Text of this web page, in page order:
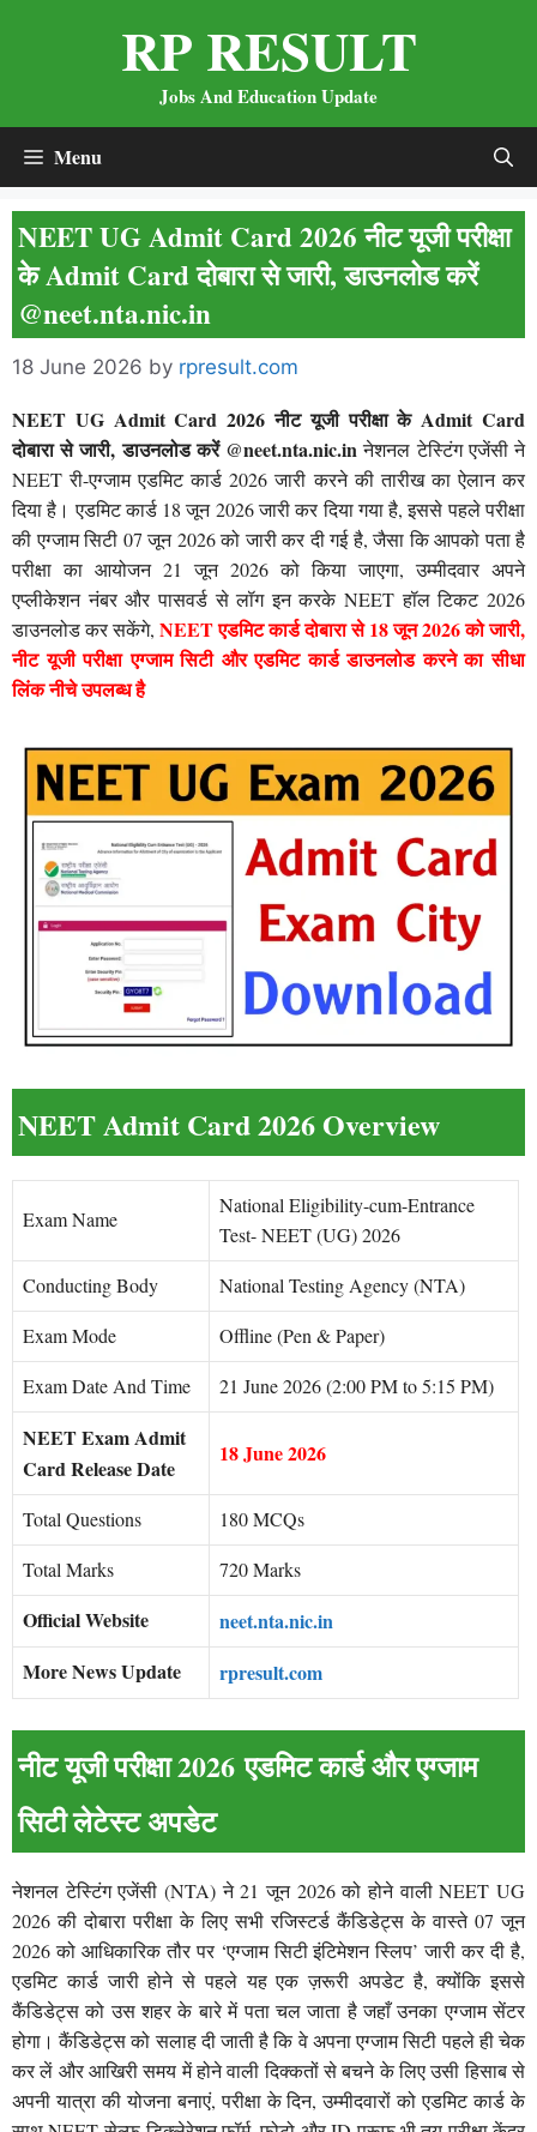
RP RESULT
Jobs And Education Update
Menu
NEET UG Admit Card 2026 नीट यूजी परीक्षा
के Admit Card दोबारा से जारी, डाउनलोड करें
@neet.nta.nic.in
18 June 2026 by rpresult.com
NEET UG Admit Card 2026 नीट यूजी परीक्षा के Admit Card
दोबारा से जारी, डाउनलोड करें @neet.nta.nic.in नेशनल टेस्टिंग एजेंसी ने
NEET री-एग्जाम एडमिट कार्ड 2026 जारी करने की तारीख का ऐलान कर
दिया है। एडमिट कार्ड 18 जून 2026 जारी कर दिया गया है, इससे पहले परीक्षा
की एग्जाम सिटी 07 जून 2026 को जारी कर दी गई है, जैसा कि आपको पता है
परीक्षा का आयोजन 21 जून 2026 को किया जाएगा, उम्मीदवार अपने
एप्लीकेशन नंबर और पासवर्ड से लॉग इन करके NEET हॉल टिकट 2026
डाउनलोड कर सकेंगे, NEET एडमिट कार्ड दोबारा से 18 जून 2026 को जारी,
नीट यूजी परीक्षा एग्जाम सिटी और एडमिट कार्ड डाउनलोड करने का सीधा
लिंक नीचे उपलब्ध है
NEET Admit Card 2026 Overview
Exam Name
National Eligibility-cum-Entrance
Test- NEET (UG) 2026
Conducting Body
National Testing Agency (NTA)
Exam Mode
Offline (Pen & Paper)
Exam Date And Time
21 June 2026 (2:00 PM to 5:15 PM)
NEET Exam Admit
Card Release Date
18 June 2026
Total Questions
180 MCQs
Total Marks
720 Marks
Official Website
neet.nta.nic.in
More News Update
rpresult.com
नीट यूजी परीक्षा 2026 एडमिट कार्ड और एग्जाम
सिटी लेटेस्ट अपडेट
नेशनल टेस्टिंग एजेंसी (NTA) ने 21 जून 2026 को होने वाली NEET UG
2026 की दोबारा परीक्षा के लिए सभी रजिस्टर्ड कैंडिडेट्स के वास्ते 07 जून
2026 को आधिकारिक तौर पर ‘एग्जाम सिटी इंटिमेशन स्लिप’ जारी कर दी है,
एडमिट कार्ड जारी होने से पहले यह एक ज़रूरी अपडेट है, क्योंकि इससे
कैंडिडेट्स को उस शहर के बारे में पता चल जाता है जहाँ उनका एग्जाम सेंटर
होगा। कैंडिडेट्स को सलाह दी जाती है कि वे अपना एग्जाम सिटी पहले ही चेक
कर लें और आखिरी समय में होने वाली दिक्कतों से बचने के लिए उसी हिसाब से
अपनी यात्रा की योजना बनाएं, परीक्षा के दिन, उम्मीदवारों को एडमिट कार्ड के